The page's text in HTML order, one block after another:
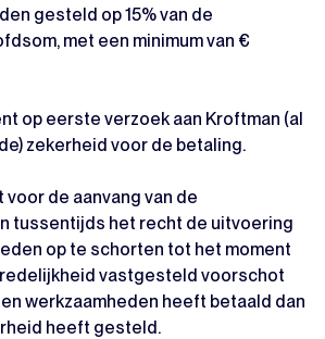
gesteld op 15% van de
met een minimum van €
op eerste verzoek aan Kroftman (al
zekerheid voor de betaling.
voor de aanvang van de
tussentijds het recht de uitvoering
op te schorten tot het moment
vastgesteld voorschot
werkzaamheden heeft betaald dan
heeft gesteld.